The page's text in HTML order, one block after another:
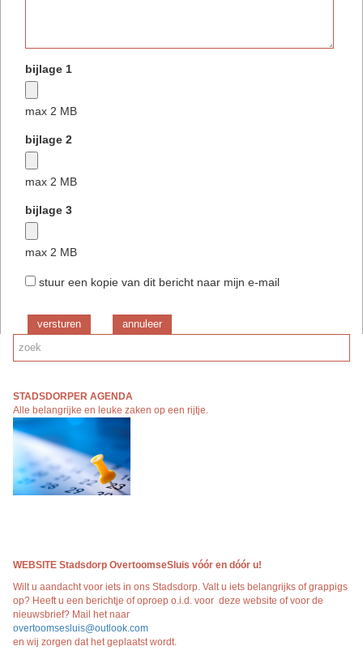
bijlage 1
max 2 MB
bijlage 2
max 2 MB
bijlage 3
max 2 MB
stuur een kopie van dit bericht naar mijn e-mail
versturen annuleer
STADSDORPER AGENDA
Alle belangrijke en leuke zaken op een rijtje.
WEBSITE Stadsdorp OvertoomseSluis vóór en dóór u!
Wilt u aandacht voor iets in ons Stadsdorp. Valt u iets belangrijks of grappigs
op? Heeft u een berichtje of oproep o.i.d. voor deze website of voor de
nieuwsbrief? Mail het naar
overtoomsesluis@outlook.com
en wij zorgen dat het geplaatst wordt.